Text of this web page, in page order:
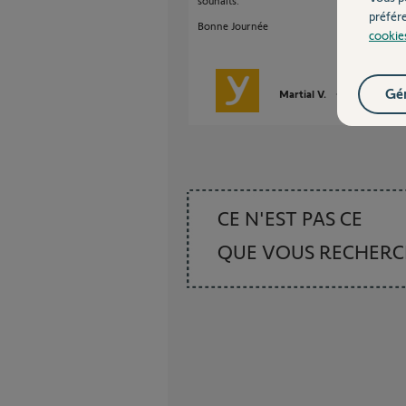
Bonne Journée
Martial V. il y a plus de
CE N'EST PAS CE
QUE VOUS